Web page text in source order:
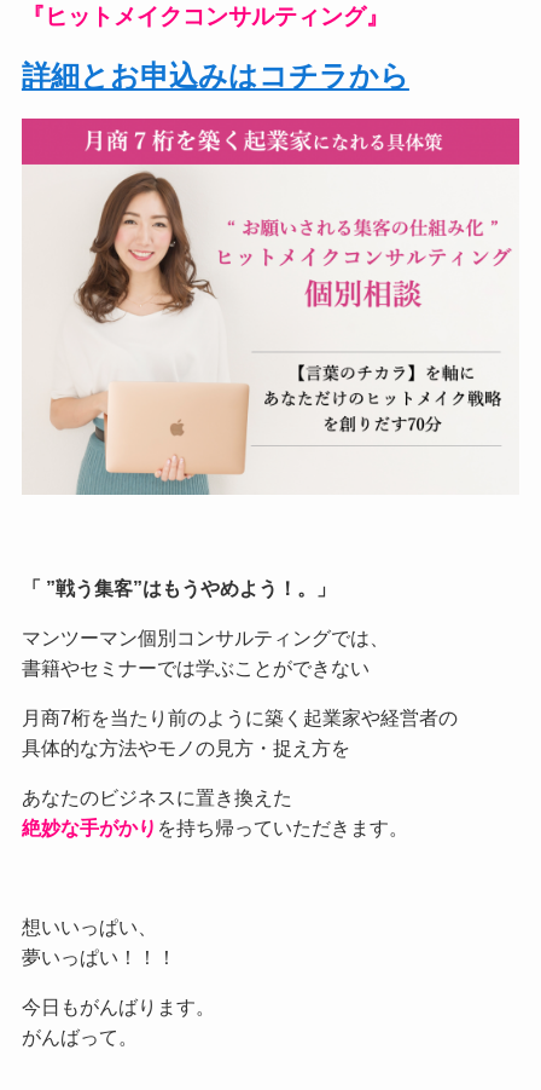
『ヒットメイクコンサルティング』
詳細とお申込みはコチラから
「 ”戦う集客”はもうやめよう！。」
マンツーマン個別コンサルティングでは、
書籍やセミナーでは学ぶことができない
月商7桁を当たり前のように築く起業家や経営者の
具体的な方法やモノの見方・捉え方を
あなたのビジネスに置き換えた
絶妙な手がかり を持ち帰っていただきます。
想いいっぱい、
夢いっぱい！！！
今日もがんばります。
がんばって。